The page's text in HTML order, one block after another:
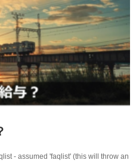
- assumed 'faqlist' (this will throw an